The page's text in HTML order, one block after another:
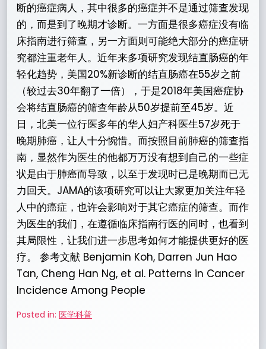
断的癌症病人，其中很多的癌症并不是通过筛查发现
的，而是到了晚期才诊断。一方面是很多癌症没有临
床指南进行筛查，另一方面则可能绝大部分的癌症研
究都注重老年人。近年来多项研究发现结直肠癌的年
轻化趋势，美国20%新诊断的结直肠癌在55岁之前
（较过去30年翻了一倍），于是2018年美国癌症协
会将结直肠癌的筛查年龄从50岁提前至45岁。近
日，北美一位行医多年的华人妇产科医生57岁死于
晚期肺癌，让人十分惋惜。而按照目前肺癌的筛查指
南，显然作为医生的他都万万没有想到自己的一些症
状是由于肺癌而导致，以至于发现时已是晚期而已无
力回天。JAMA的该项研究可以让大家更加关注年轻
人中的癌症，也许会影响对于其它癌症的筛查。而作
为医生的我们，在遵循临床指南行医的同时，也看到
其局限性，让我们进一步思考如何才能提供更好的医
疗。 参考文献 Benjamin Koh, Darren Jun Hao
Tan, Cheng Han Ng, et al. Patterns in Cancer
Incidence Among People
Posted in: 医学科普